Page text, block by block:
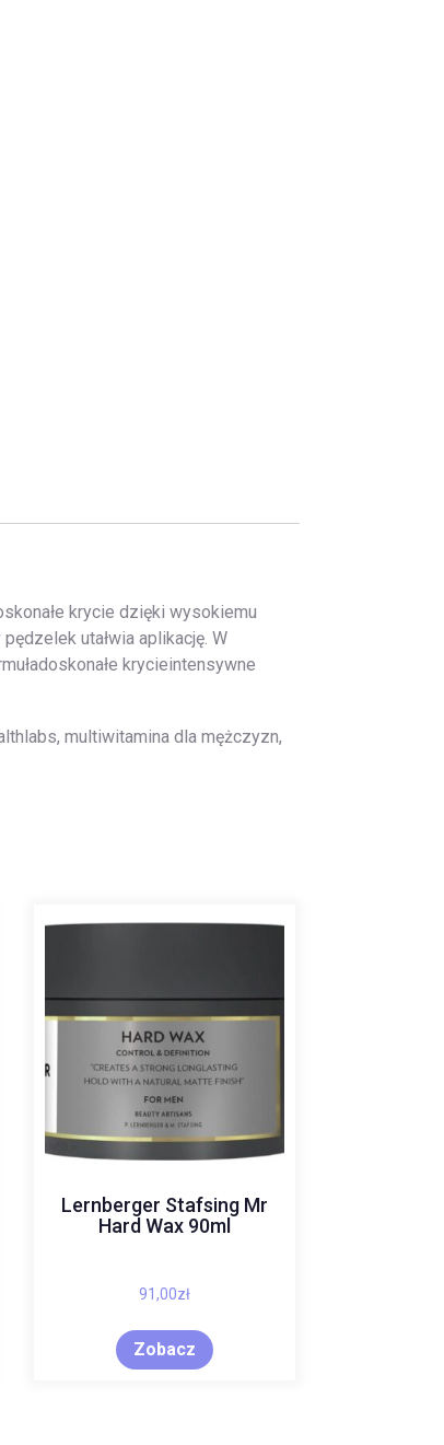
krycie dzięki wysokiemu
utałwia aplikację. W
krycieintensywne
multiwitamina dla mężczyzn,
Lernberger Stafsing Mr
Hard Wax 90ml
91,00zł
Zobacz